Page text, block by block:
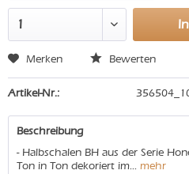
Merken Bewerten
Artikel-Nr.:
Beschreibung
- Halbschalen BH aus der Serie
Ton in Ton dekoriert im... mehr